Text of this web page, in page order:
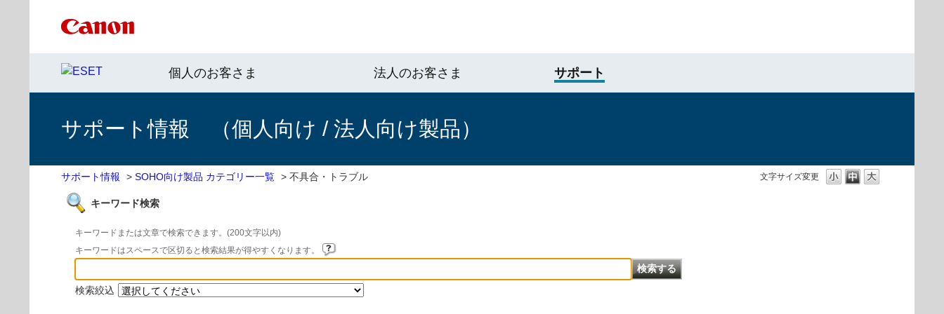
個人のお客さま 法人のお客さま サポート
サポート情報 （個人向け / 法人向け製品）
文字サイズ変更
サポート情報 > SOHO向け製品 カテゴリー一覧 > 不具合・トラブル
キーワード検索
キーワードまたは文章で検索できます。(200文字以内)
キーワードはスペースで区切ると検索結果が得やすくなります。
検索絞込